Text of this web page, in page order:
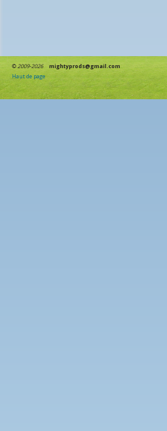
©2009-2026
mightyprods@gmail.com
Haut de page